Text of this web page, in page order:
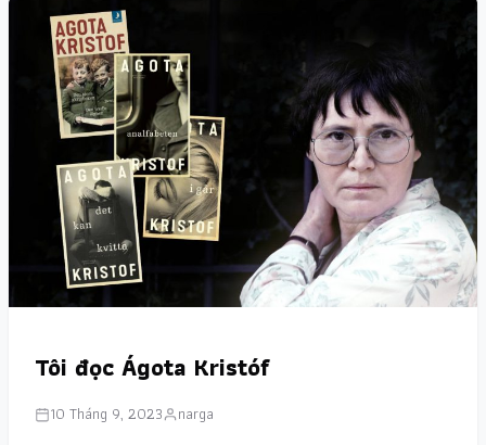
Tôi đọc Ágota Kristóf
10 Tháng 9, 2023 narga